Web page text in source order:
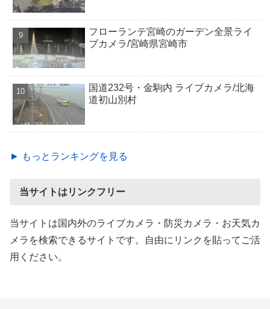
フローランテ宮崎のガーデン全景ライ
ブカメラ/宮崎県宮崎市
国道232号・金駒内 ライブカメラ/北海
道初山別村
► もっとランキングを見る
当サイトはリンクフリー
当サイトは国内外のライブカメラ・防災カメラ・お天気カ
メラを検索できるサイトです。自由にリンクを貼ってご活
用ください。